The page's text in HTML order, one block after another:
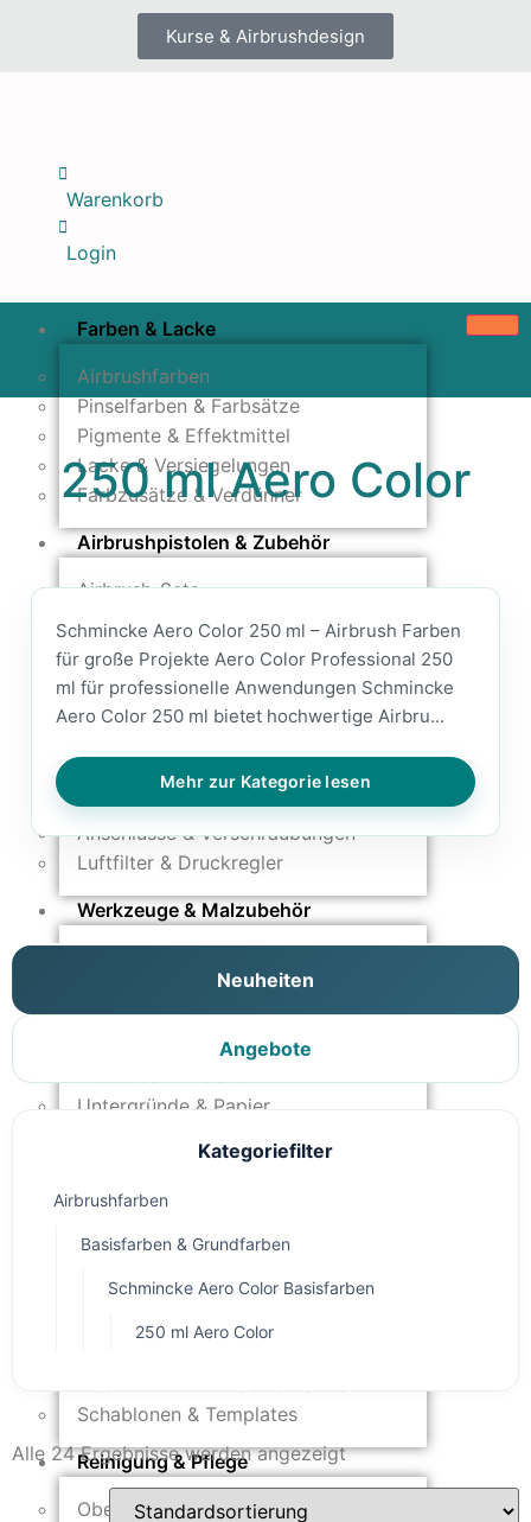
Kurse & Airbrushdesign
Warenkorb
Login
Farben & Lacke
Airbrushfarben
Pinselfarben & Farbsätze
Pigmente & Effektmittel
Lacke & Versiegelungen
Farbzusätze & Verdünner
Airbrushpistolen & Zubehör
Airbrush-Sets
Airbrush-Pistolen
Düsen & Nadeln
Ersatzteile & Tuning
Kompressoren & Lufttechnik
Kompressoren
Schläuche & Kupplungen
Anschlüsse & Verschraubungen
Luftfilter & Druckregler
Werkzeuge & Malzubehör
Pinstriping & Linienführung
Radierer & Schneidewerkzeuge
Plotter & Zubehör
Modellbau-Zubehör
Untergründe & Papier
Oberflächenvorbereitung &
Sandstrahlen & Spezialbehandlungen
Maskierung & Schablonen
Schablonen & Templates
Reinigung & Pflege
Oberflächenreiniger
250 ml Aero Color
Schmincke Aero Color 250 ml – Airbrush Farben
für große Projekte Aero Color Professional 250
ml für professionelle Anwendungen Schmincke
Aero Color 250 ml bietet hochwertige Airbru...
Mehr zur Kategorie lesen
Neuheiten
Angebote
Kategoriefilter
Airbrushfarben
Basisfarben & Grundfarben
Schmincke Aero Color Basisfarben
250 ml Aero Color
Alle 24 Ergebnisse werden angezeigt